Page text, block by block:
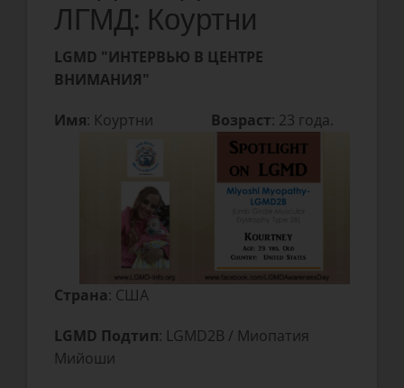
ЛГМД: Коуртни
LGMD "ИНТЕРВЬЮ В ЦЕНТРЕ
ВНИМАНИЯ"
Имя: Коуртни Возраст: 23 года.
Страна: США
LGMD Подтип: LGMD2B / Миопатия
Мийоши